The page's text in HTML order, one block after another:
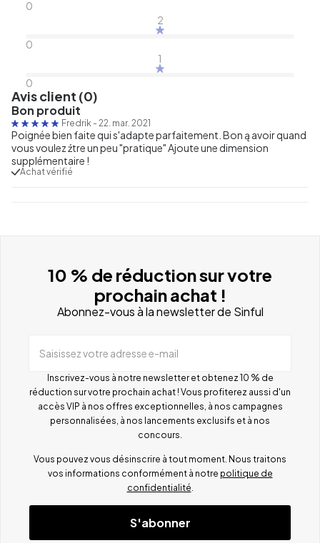
0
2
0
1
0
Avis client (0)
Bon produit
Fredrik - 22. mar. 2021
Poignée bien faite qui s'adapte parfaitement. Bon ą avoir quand
vous voulez źtre un peu "pratique" Ajoute une dimension
supplémentaire !
Achat vérifié
10 % de réduction sur votre
prochain achat !
Abonnez-vous à la newsletter de Sinful
Saisissez votre adresse e-mail
Inscrivez-vous à notre newsletter et obtenez 10 % de
réduction sur votre prochain achat ! Vous profiterez aussi d'un
accès VIP à nos offres exceptionnelles, à nos campagnes
personnalisées, à nos lancements exclusifs et à nos
concours.
Vous pouvez vous désinscrire à tout moment. Nous traitons
vos informations conformément à notre politique de
confidentialité
S'abonner